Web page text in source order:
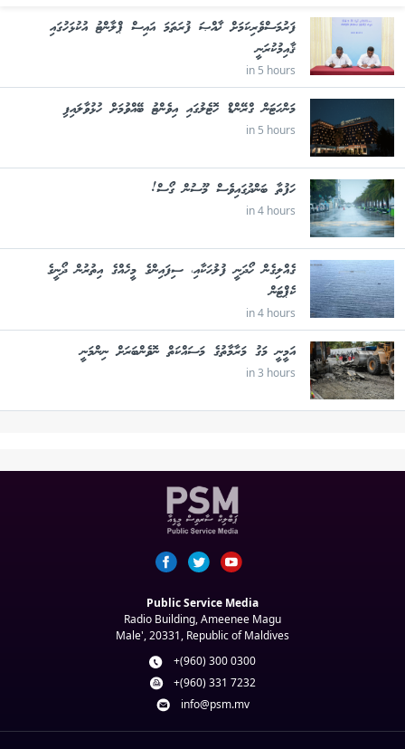
ފަރުމަސްވެރިކަމަށް ޚާއްޞަ ފުރަތަމަ އައިސް ޕްލާންޓު އުކުޅަހުގައި
ޤާއިމުކުރަނީ
in 5 hours
މަންހަޓަން ގްރޭންޑް ހޮޓެލުގައި އިވެންޓު ބޭއްވުމަށް ހުޅުވާލައިފި
in 5 hours
ހަފުތާ ބަންދުގައިވެސް މޫސުން ގޯސް!
in 4 hours
ގެއްލިގެން ހޯދަނީ ފުލުހަކާއި، ސިފައިންގެ މީހެއްގެ އިތުރުން ދޯނީގެ
ކެޕްޓަން
in 4 hours
އަމީނީ މަގު މަރާމާތުގެ މަސައްކަތް ނޮވެންބަރަށް ނިންމަނީ
in 3 hours
Public Service Media
Radio Building, Ameenee Magu
Male', 20331, Republic of Maldives
+(960) 300 0300
+(960) 331 7232
info@psm.mv